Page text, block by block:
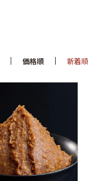
価格順 新着順